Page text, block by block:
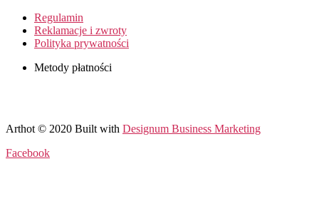
Regulamin
Reklamacje i zwroty
Polityka prywatności
Metody płatności
Arthot © 2020 Built with Designum Business Marketing
Facebook